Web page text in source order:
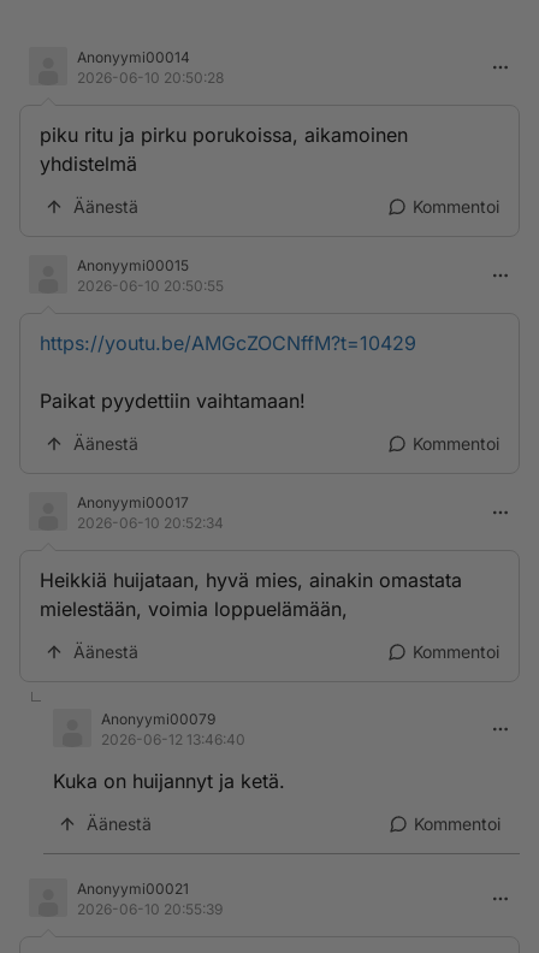
Anonyymi00014
2026-06-10 20:50:28
piku ritu ja pirku porukoissa, aikamoinen
yhdistelmä
Äänestä Kommentoi
Anonyymi00015
2026-06-10 20:50:55
https://youtu.be/AMGcZOCNffM?t=10429
Paikat pyydettiin vaihtamaan!
Äänestä Kommentoi
Anonyymi00017
2026-06-10 20:52:34
Heikkiä huijataan, hyvä mies, ainakin omastata
mielestään, voimia loppuelämään,
Äänestä Kommentoi
Anonyymi00079
2026-06-12 13:46:40
Kuka on huijannyt ja ketä.
Äänestä Kommentoi
Anonyymi00021
2026-06-10 20:55:39